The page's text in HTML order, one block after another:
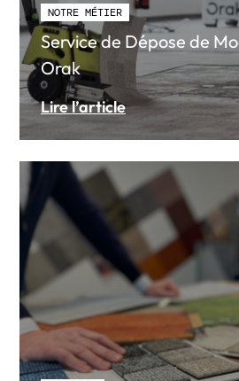
NOTRE MÉTIER
Service de Dépose de
Orak
Lire l’article